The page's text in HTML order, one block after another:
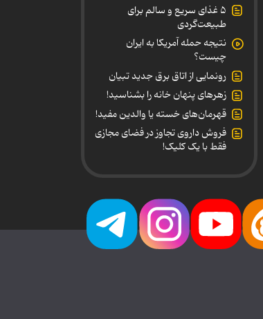
۵ غذای سریع و سالم برای
طبیعت‌گردی
نتیجه حمله آمریکا به ایران
چیست؟
رونمایی از اتاق برق جدید تبیان
زهرهای پنهان خانه را بشناسید!
قهرمان‌های خسته یا والدین مفید!
فروش داروی تجاوز در فضای مجازی
فقط با یک کلیک!